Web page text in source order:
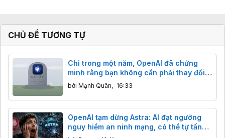
c
:
CHỦ ĐỀ TƯƠNG TỰ
Chỉ trong một năm, OpenAI đã chứng
minh rằng bạn không cần phải thay đổi
trình duyệt để sử dụng trí tuệ nhân tạo
bởi Mạnh Quân, 16:33
OpenAI tạm dừng Astra: AI đạt ngưỡng
nguy hiểm an ninh mạng, có thể tự tấn